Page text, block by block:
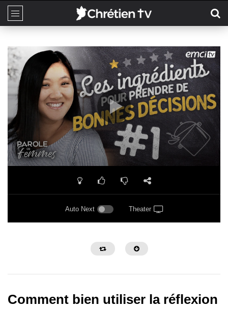
Auto Next Theater
Comment bien utiliser la réflexion